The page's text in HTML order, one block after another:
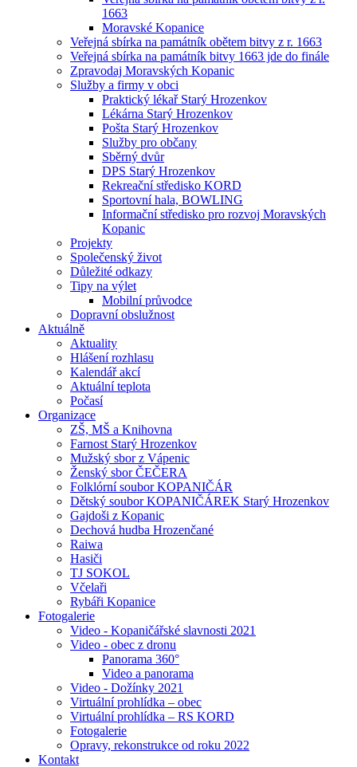
1663
Moravské Kopanice
Veřejná sbírka na památník obětem bitvy z r. 1663
Veřejná sbírka na památník bitvy 1663 jde do finále
Zpravodaj Moravských Kopanic
Služby a firmy v obci
Praktický lékař Starý Hrozenkov
Lékárna Starý Hrozenkov
Pošta Starý Hrozenkov
Služby pro občany
Sběrný dvůr
DPS Starý Hrozenkov
Rekreační středisko KORD
Sportovní hala, BOWLING
Informační středisko pro rozvoj Moravských
Kopanic
Projekty
Společenský život
Důležité odkazy
Tipy na výlet
Mobilní průvodce
Dopravní obslužnost
Aktuálně
Aktuality
Hlášení rozhlasu
Kalendář akcí
Aktuální teplota
Počasí
Organizace
ZŠ, MŠ a Knihovna
Farnost Starý Hrozenkov
Mužský sbor z Vápenic
Ženský sbor ČEČERA
Folklórní soubor KOPANIČÁR
Dětský soubor KOPANIČÁREK Starý Hrozenkov
Gajdoši z Kopanic
Dechová hudba Hrozenčané
Raiwa
Hasiči
TJ SOKOL
Včelaři
Rybáři Kopanice
Fotogalerie
Video - Kopaničářské slavnosti 2021
Video - obec z dronu
Panorama 360°
Video a panorama
Video - Dožínky 2021
Virtuální prohlídka – obec
Virtuální prohlídka – RS KORD
Fotogalerie
Opravy, rekonstrukce od roku 2022
Kontakt